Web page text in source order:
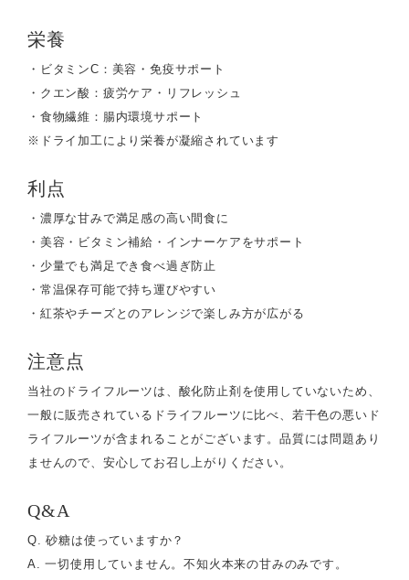
栄養
・ビタミンC：美容・免疫サポート
・クエン酸：疲労ケア・リフレッシュ
・食物繊維：腸内環境サポート
※ドライ加工により栄養が凝縮されています
利点
・濃厚な甘みで満足感の高い間食に
・美容・ビタミン補給・インナーケアをサポート
・少量でも満足でき食べ過ぎ防止
・常温保存可能で持ち運びやすい
・紅茶やチーズとのアレンジで楽しみ方が広がる
注意点
当社のドライフルーツは、酸化防止剤を使用していないため、
一般に販売されているドライフルーツに比べ、若干色の悪いド
ライフルーツが含まれることがございます。品質には問題あり
ませんので、安心してお召し上がりください。
Q&A
Q. 砂糖は使っていますか？
A. 一切使用していません。不知火本来の甘みのみです。